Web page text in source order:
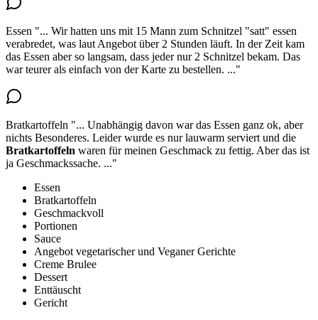
Essen "... Wir hatten uns mit 15 Mann zum Schnitzel "satt" essen
verabredet, was laut Angebot über 2 Stunden läuft. In der Zeit kam
das Essen aber so langsam, dass jeder nur 2 Schnitzel bekam. Das
war teurer als einfach von der Karte zu bestellen. ..."
Bratkartoffeln "... Unabhängig davon war das Essen ganz ok, aber
nichts Besonderes. Leider wurde es nur lauwarm serviert und die
Bratkartoffeln waren für meinen Geschmack zu fettig. Aber das ist
ja Geschmackssache. ..."
Essen
Bratkartoffeln
Geschmackvoll
Portionen
Sauce
Angebot vegetarischer und Veganer Gerichte
Creme Brulee
Dessert
Enttäuscht
Gericht